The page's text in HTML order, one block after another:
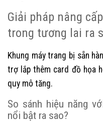
Giải pháp nâng
trong tương lai ra
Khung máy trang bị sẵn
trợ lắp thêm card đồ họa
quy mô tăng.
So sánh hiệu năng
nổi bật ra sao?